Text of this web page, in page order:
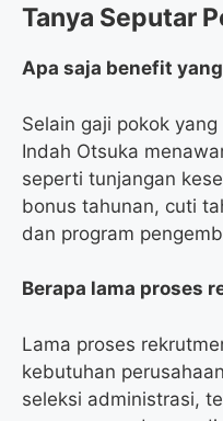
Tanya Seputar
Apa saja benefit
Selain gaji pokok
Indah Otsuka
seperti tunjangan
bonus tahunan, cuti
dan program
Berapa lama proses
Lama proses
kebutuhan
seleksi administrasi,